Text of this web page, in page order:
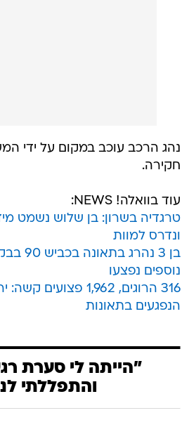
נהג הרכב עוכב במקום על ידי
חקירה.
עוד בוואלה! NEWS:
טרגדיה בשרון: בן שלוש נשמט
ונדרס למוות
בן 3
נוספים נפצעו
316 הרוגים, 1,962
הנפגעים בתאונות
"הייתה לי סערת
והתפללתי